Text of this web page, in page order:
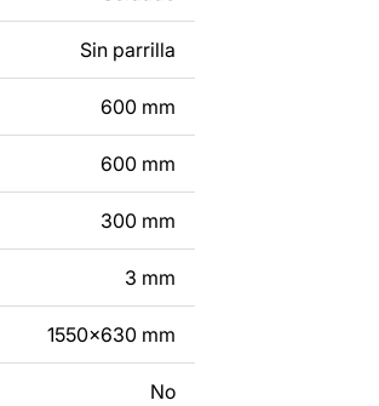
con nosotros en
Sin parrilla
600 mm
600 mm
300 mm
3 mm
1550x630 mm
No